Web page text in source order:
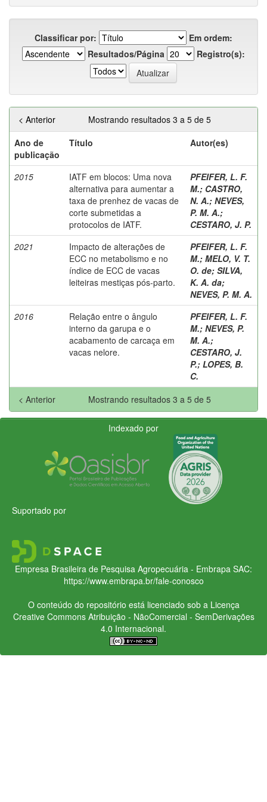
Classificar por:
Em ordem:
Resultados/Página
Registro(s):
Mostrando resultados 3 a 5 de 5
< Anterior
Ano de
publicação
Título Autor(es)
2015
IATF em blocos: Uma nova
alternativa para aumentar a
taxa de prenhez de vacas de
corte submetidas a
protocolos de IATF.
PFEIFER, L. F.
M.; CASTRO,
N. A.; NEVES,
P. M. A.;
CESTARO, J. P.
2021
Impacto de alterações de
ECC no metabolismo e no
índice de ECC de vacas
leiteiras mestiças pós-parto.
PFEIFER, L. F.
M.; MELO, V. T.
O. de; SILVA,
K. A. da;
NEVES, P. M. A.
2016
Relação entre o ângulo
interno da garupa e o
acabamento de carcaça em
vacas nelore.
PFEIFER, L. F.
M.; NEVES, P.
M. A.;
CESTARO, J.
P.; LOPES, B.
C.
Mostrando resultados 3 a 5 de 5
< Anterior
Indexado por
Suportado por
Empresa Brasileira de Pesquisa Agropecuária - Embrapa SAC:
https://www.embrapa.br/fale-conosco
O conteúdo do repositório está licenciado sob a Licença
Creative CommonsAtribuição - NãoComercial - SemDerivações
4.0 Internacional.